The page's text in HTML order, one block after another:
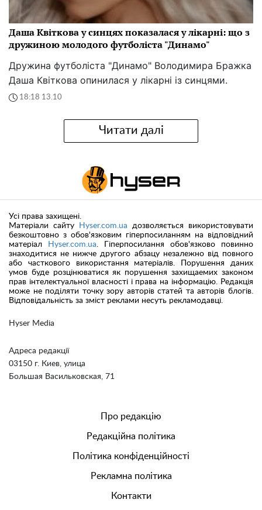
Даша Квіткова у синцях показалася у лікарні: що з
дружиною молодого футболіста "Динамо"
Дружина футболіста "Динамо" Володимира Бражка
Даша Квіткова опинилася у лікарні із синцями.
18:18 13.10
Читати далі
Hyser Media
Адреса редакції
03150 г. Киев, улица
Большая Васильковская, 71
Усі права захищені.
Матеріали сайту
Hyser.com.ua дозволяється використовувати
безкоштовно з обов'язковим гіперпосиланням на відповідний
матеріал
Hyser.com.ua . Гіперпосилання обов'язково повинно
знаходитися не нижче другого абзацу незалежно від повного
або часткового використання матеріалів. Порушення даних
умов буде розцінюватися як порушення захищаемих законом
прав інтелектуальної власності і права на інформацію. Редакція
може не поділяти точку зору авторів статей та авторів блогів.
Відповідальність за зміст реклами несуть рекламодавці.
Про редакцію
Редакційна політика
Політика конфіденційності
Рекламна політика
Контакти